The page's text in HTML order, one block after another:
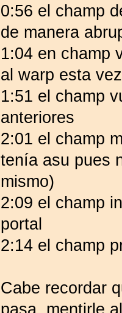
0:56 el champ
de manera
1:04 en champ
al warp esta
1:51 el champ
anteriores
2:01 el champ
tenía asu pues
mismo)
2:09 el champ
portal
2:14 el champ
Cabe recordar
pasa, mentirle